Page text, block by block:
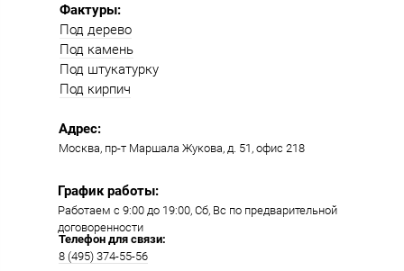
Фактуры:
Под дерево
Под камень
Под штукатурку
Под кирпич
Работаем с 9:00 до 19:00​, Сб, Вс по предварительной
договоренности
Москва, пр-т Маршала Жукова, д. 51, офис 218​​
Адрес:
График работы:
Телефон для связи:
8 (495) 374-55-56​